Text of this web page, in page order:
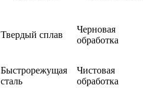
Твердый сплав
Черновая
обработка
Быстрорежущая
сталь
Чистовая
обработка